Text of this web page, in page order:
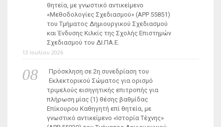
θητεία, με γνωστικό αντικείμενο
«Μεθοδολογίες Σχεδιασμού» (ΑΡΡ 55851)
του Τμήματος Δημιουργικού Σχεδιασμού
και Ένδυσης Κιλκίς της Σχολής Επιστημών
Σχεδιασμού του ΔΙ.ΠΑ.Ε.
13 Ιουλίου 2026
Πρόσκληση σε 2η συνεδρίαση του
Εκλεκτορικού Σώματος για ορισμό
τριμελούς εισηγητικής επιτροπής για
πλήρωση μίας (1) θέσης βαθμίδας
Επίκουρου Καθηγητή επί θητεία, με
γνωστικό αντικείμενο «Ιστορία Τέχνης»